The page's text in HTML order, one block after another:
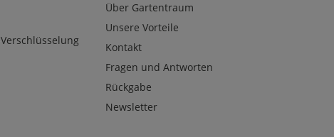
Über Gartentraum
Unsere Vorteile
Kontakt
Fragen und Antworten
Rückgabe
Newsletter